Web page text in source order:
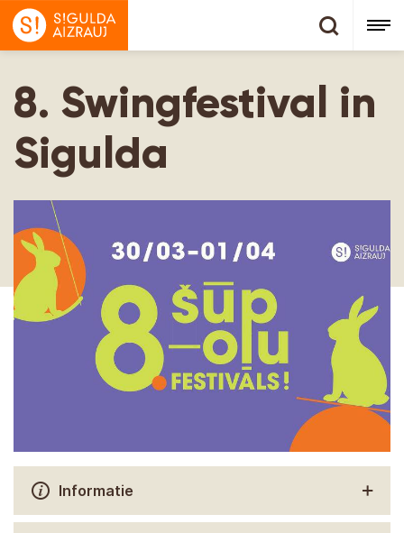
8. Swingfestival in
Sigulda
Informatie